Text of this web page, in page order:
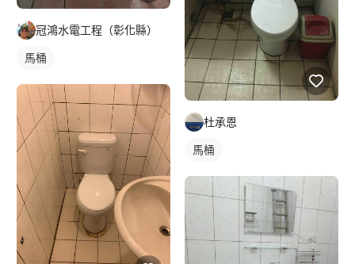
冠鴻水電工程（彰化縣）
馬桶
杜承恩
馬桶